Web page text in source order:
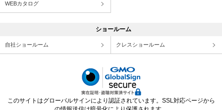
WEBカタログ
ショールーム
自社ショールーム クレスショールーム
このサイトはグローバルサインにより認証されています。SSL対応ページから